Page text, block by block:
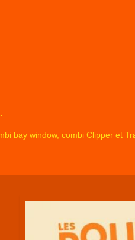
bay window, combi Clipper et